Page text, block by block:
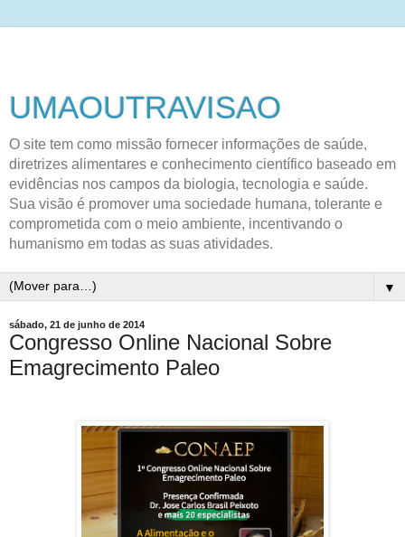
UMAOUTRAVISAO
O site tem como missão fornecer informações de saúde,
diretrizes alimentares e conhecimento científico baseado em
evidências nos campos da biologia, tecnologia e saúde.
Sua visão é promover uma sociedade humana, tolerante e
comprometida com o meio ambiente, incentivando o
humanismo em todas as suas atividades.
▼
sábado, 21 de junho de 2014
Congresso Online Nacional Sobre
Emagrecimento Paleo